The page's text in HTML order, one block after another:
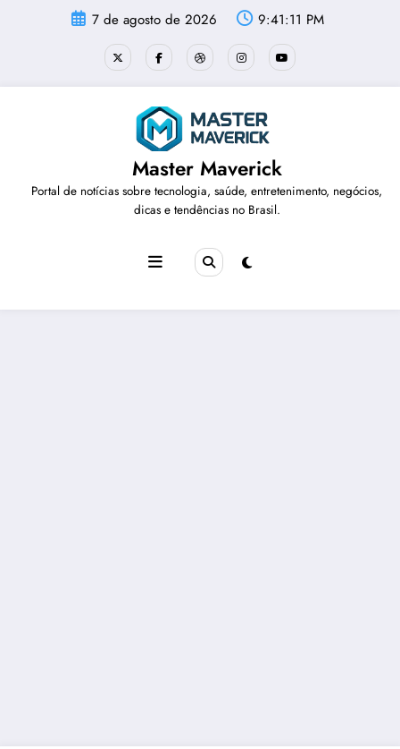
7 de agosto de 2026 9:41:11 PM
Master Maverick
Portal de notícias sobre tecnologia, saúde, entretenimento, negócios,
dicas e tendências no Brasil.